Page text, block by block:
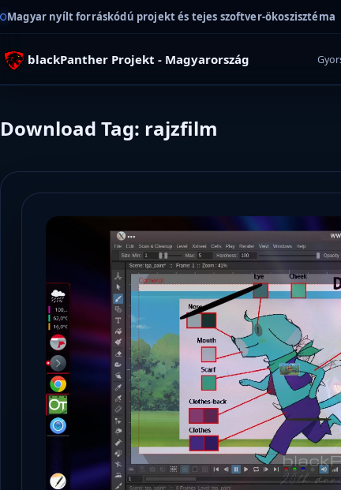
Magyar nyílt forráskódú projekt és tejes szoftver-ökoszisztéma
blackPanther Projekt - Magyarország
Download Tag: rajzfilm